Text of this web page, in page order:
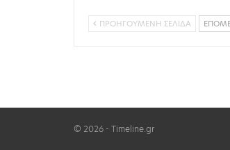
ΠΡΟΗΓΟΎΜΕΝΗ ΣΕΛΊΔΑ
© 2026 - Timeline.gr